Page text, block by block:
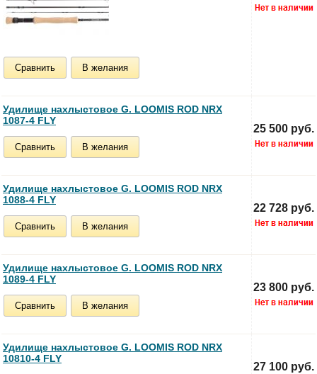
Сравнить В желания
Удилище нахлыстовое G. LOOMIS ROD NRX
1087-4 FLY
Сравнить В желания
25 500 руб.
Удилище нахлыстовое G. LOOMIS ROD NRX
1088-4 FLY
Сравнить В желания
22 728 руб.
Удилище нахлыстовое G. LOOMIS ROD NRX
1089-4 FLY
Сравнить В желания
23 800 руб.
Удилище нахлыстовое G. LOOMIS ROD NRX
10810-4 FLY
27 100 руб.